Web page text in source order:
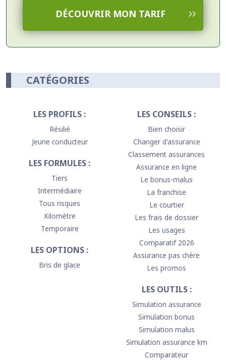
très particulière aux montants des franchises.
DÉCOUVRIR MON TARIF
CATÉGORIES
LES PROFILS :
Résilié
Jeune conducteur
LES FORMULES :
Tiers
Intermédiaire
Tous risques
Kilomètre
Temporaire
LES OPTIONS :
Bris de glace
LES CONSEILS :
Bien choisir
Changer d'assurance
Classement assurances
Assurance en ligne
Le bonus-malus
La franchise
Le courtier
Les frais de dossier
Les usages
Comparatif 2026
Assurance pas chère
Les promos
LES OUTILS :
Simulation assurance
Simulation bonus
Simulation malus
Simulation assurance km
Comparateur